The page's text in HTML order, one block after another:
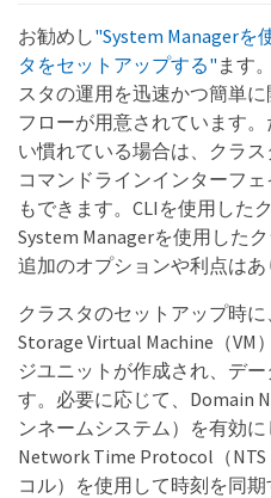
お勧めし"System Managerを
タをセットアップする" ます
スタの運用を迅速かつ簡単
フローが用意されています
い慣れている場合は、クラ
コマンドラインインターフ
もできます。CLIを使用した
System Managerを使用した
追加のオプションや利点はあ
クラスタのセットアップ時
Storage Virtual Machine（
ジユニットが作成され、デ
す。必要に応じて、Domain
ンネームシステム）を有効
Network Time Protocol（
コル）を使用して時刻を同